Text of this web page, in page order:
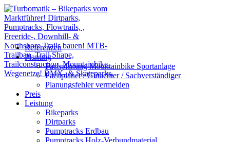
Referenzen
Planung
Fachplanung Mountainbike Sportanlage
Fachplaner / Gutachter / Sachverständiger
Planungsfehler vermeiden
Preis
Leistung
Bikeparks
Dirtparks
Pumptracks Erdbau
Pumptracks Holz-Verbundmaterial